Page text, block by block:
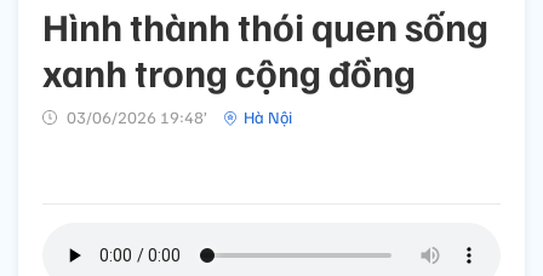
Hình thành thói quen sống
xanh trong cộng đồng
03/06/2026 19:48’ Hà Nội